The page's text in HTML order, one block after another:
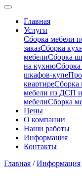
Главная
Услуги
Сборка мебели
заказСборка
мебелиСборка
на кухнюСборка
шкафов-купе
квартиреСборка
мебели из ДСП
мебелиСборка
Цены
О компании
Наши работы
Информация
Контакты
Главная / Информация